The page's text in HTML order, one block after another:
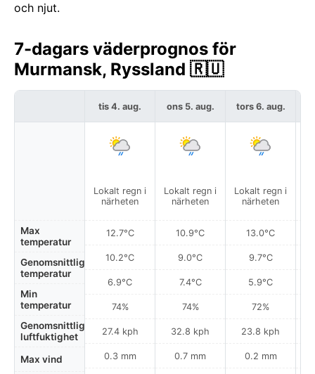
och njut.
7-dagars väderprognos för
Murmansk, Ryssland 🇷🇺
Max
temperatur
Genomsnittlig
temperatur
Min
temperatur
Genomsnittlig
luftfuktighet
Max vind
tis 4. aug.
Lokalt regn i
närheten
12.7°C
10.2°C
6.9°C
74%
27.4 kph
0.3 mm
ons 5. aug.
Lokalt regn i
närheten
10.9°C
9.0°C
7.4°C
74%
32.8 kph
0.7 mm
tors 6. aug.
Lokalt regn i
närheten
13.0°C
9.7°C
5.9°C
72%
23.8 kph
0.2 mm